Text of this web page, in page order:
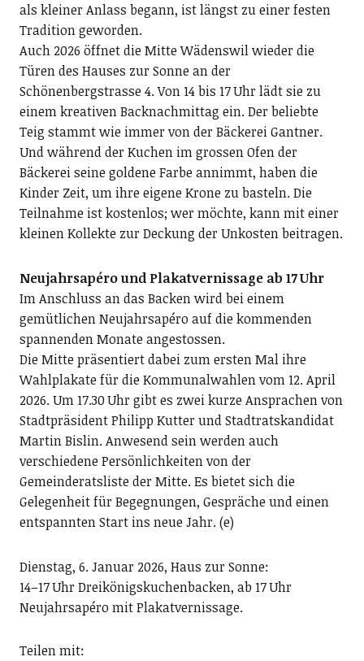
als kleiner Anlass begann, ist längst zu einer festen
Tradition geworden.
Auch 2026 öffnet die Mitte Wädenswil wieder die
Türen des Hauses zur Sonne an der
Schönenbergstrasse 4. Von 14 bis 17 Uhr lädt sie zu
einem kreativen Backnachmittag ein. Der beliebte
Teig stammt wie immer von der Bäckerei Gantner.
Und während der Kuchen im grossen Ofen der
Bäckerei seine goldene Farbe annimmt, haben die
Kinder Zeit, um ihre eigene Krone zu basteln. Die
Teilnahme ist kostenlos; wer möchte, kann mit einer
kleinen Kollekte zur Deckung der Unkosten beitragen.
Neujahrsapéro und Plakatvernissage ab 17 Uhr
Im Anschluss an das Backen wird bei einem
gemütlichen Neujahrsapéro auf die kommenden
spannenden Monate angestossen.
Die Mitte präsentiert dabei zum ersten Mal ihre
Wahlplakate für die Kommunalwahlen vom 12. April
2026. Um 17.30 Uhr gibt es zwei kurze Ansprachen von
Stadtpräsident Philipp Kutter und Stadtratskandidat
Martin Bislin. Anwesend sein werden auch
verschiedene Persönlichkeiten von der
Gemeinderatsliste der Mitte. Es bietet sich die
Gelegenheit für Begegnungen, Gespräche und einen
entspannten Start ins neue Jahr. (e)
Dienstag, 6. Januar 2026, Haus zur Sonne:
14–17 Uhr Dreikönigskuchenbacken, ab 17 Uhr
Neujahrsapéro mit Plakatvernissage.
Teilen mit: